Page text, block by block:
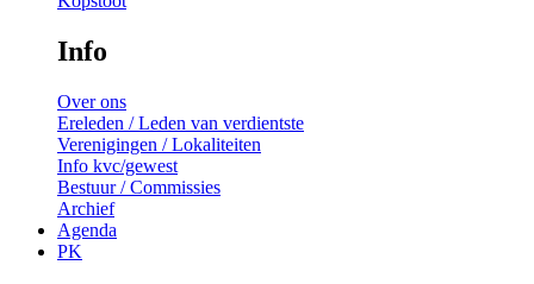
Info
Over ons
Ereleden / Leden van verdientste
Verenigingen / Lokaliteiten
Info kvc/gewest
Bestuur / Commissies
Archief
Agenda
PK